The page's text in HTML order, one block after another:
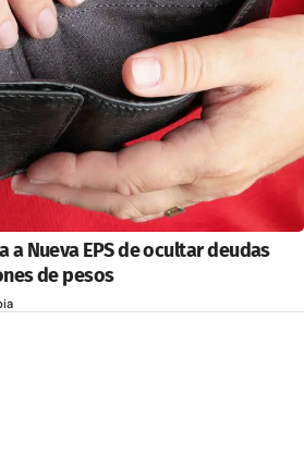
a Nueva EPS de ocultar deudas
de pesos